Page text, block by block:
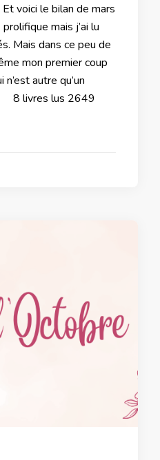
voici le bilan de mars
mais j’ai lu
Mais dans ce peu de
mon premier coup
autre qu’un
8 livres lus 2649